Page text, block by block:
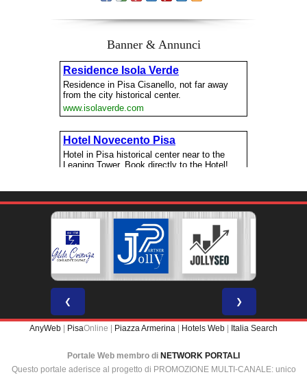
Banner & Annunci
❮ ❯
AnyWeb PisaOnline | Piazza Armerina Hotels Web Italia Search
Portale Web membro di NETWORK PORTALI
Questo portale aderisce al progetto di PROMOZIONE MULTI-CANALE: unico